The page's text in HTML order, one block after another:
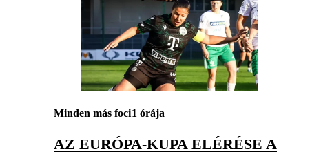
Minden más foci1 órája
AZ EURÓPA-KUPA ELÉRÉSE A